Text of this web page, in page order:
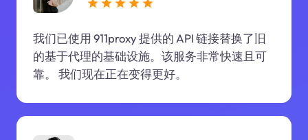
我们已使用 911proxy 提供的 API 链接替换了旧
的基于代理的基础设施。该服务非常快速且可
靠。 我们现在正在变得更好。